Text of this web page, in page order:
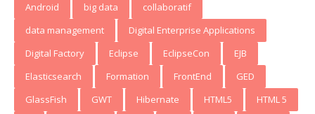
Android big data
collaboratif
data management
Digital Enterprise Applications
Digital Factory
Eclipse EclipseCon
EJB
Elasticsearch
Formation FrontEnd
GED
GlassFish
GWT Hibernate HTML5
HTML 5